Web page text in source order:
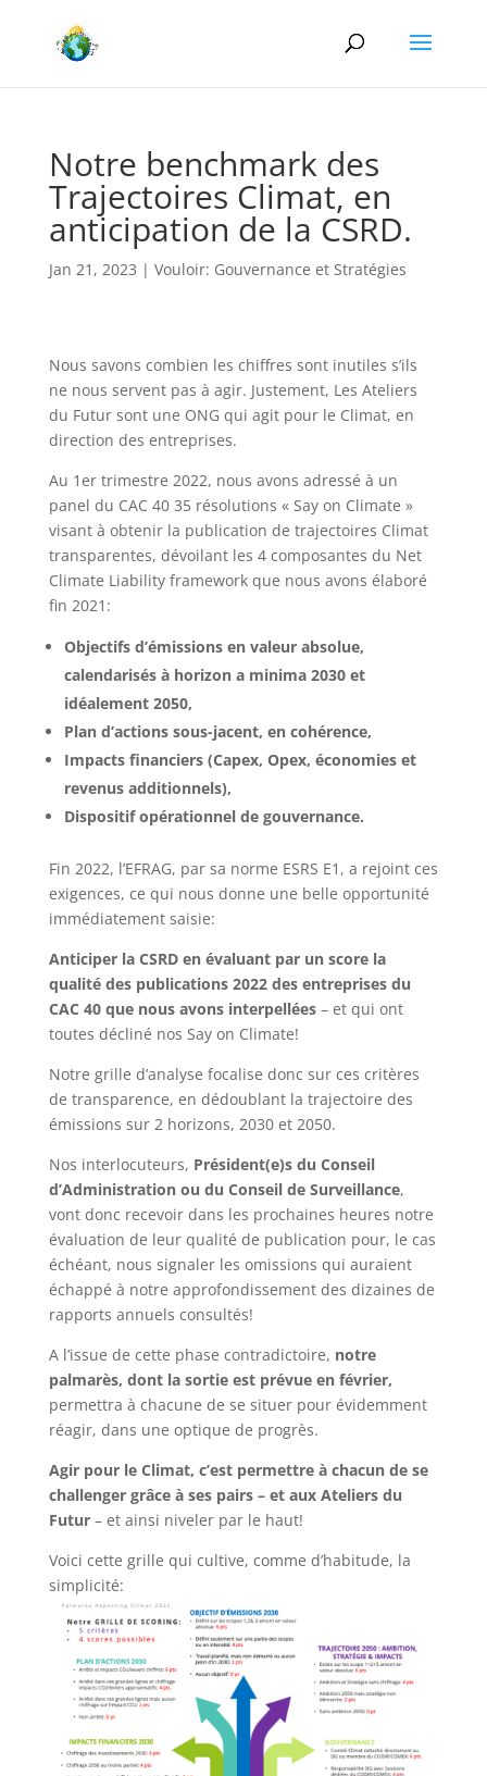
Notre benchmark des
Trajectoires Climat, en
anticipation de la CSRD.
Jan 21, 2023 | Vouloir: Gouvernance et Stratégies
Nous savons combien les chiffres sont inutiles s’ils
ne nous servent pas à agir. Justement, Les Ateliers
du Futur sont une ONG qui agit pour le Climat, en
direction des entreprises.
Au 1er trimestre 2022, nous avons adressé à un
panel du CAC 40 35 résolutions « Say on Climate »
visant à obtenir la publication de trajectoires Climat
transparentes, dévoilant les 4 composantes du Net
Climate Liability framework que nous avons élaboré
fin 2021:
Objectifs d’émissions en valeur absolue,
calendarisés à horizon a minima 2030 et
idéalement 2050,
Plan d’actions sous-jacent, en cohérence,
Impacts financiers (Capex, Opex, économies et
revenus additionnels),
Dispositif opérationnel de gouvernance.
Fin 2022, l’EFRAG, par sa norme ESRS E1, a rejoint ces
exigences, ce qui nous donne une belle opportunité
immédiatement saisie:
Anticiper la CSRD en évaluant par un score la
qualité des publications 2022 des entreprises du
CAC 40 que nous avons interpellées– et qui ont
toutes décliné nos Say on Climate!
Notre grille d’analyse focalise donc sur ces critères
de transparence, en dédoublant la trajectoire des
émissions sur 2 horizons, 2030 et 2050.
Nos interlocuteurs, Président(e)s du Conseil
d’Administration ou du Conseil de Surveillance,
vont donc recevoir dans les prochaines heures notre
évaluation de leur qualité de publication pour, le cas
échéant, nous signaler les omissions qui auraient
échappé à notre approfondissement des dizaines de
rapports annuels consultés!
A l’issue de cette phase contradictoire, notre
palmarès, dont la sortie est prévue en février,
permettra à chacune de se situer pour évidemment
réagir, dans une optique de progrès.
Agir pour le Climat, c’est permettre à chacun de se
challenger grâce à ses pairs – et aux Ateliers du
Futur– et ainsi niveler par le haut!
Voici cette grille qui cultive, comme d’habitude, la
simplicité: